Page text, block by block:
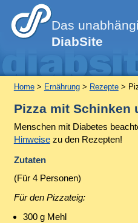
Das
DiabSite
Home> Ernährung> Rezepte>
Pizza mit Schinken
Menschen mit Diabetes
Hinweisezu den Rezepten!
Zutaten
(Für 4 Personen)
Für den Pizzateig:
300 g Mehl